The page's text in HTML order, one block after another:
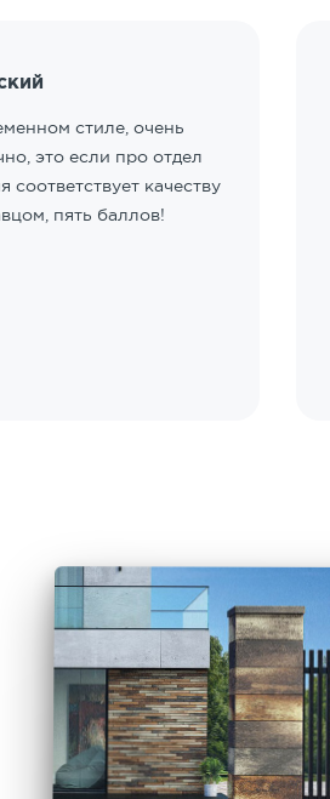
стиле, очень
это если про отдел
качеству
пять баллов!